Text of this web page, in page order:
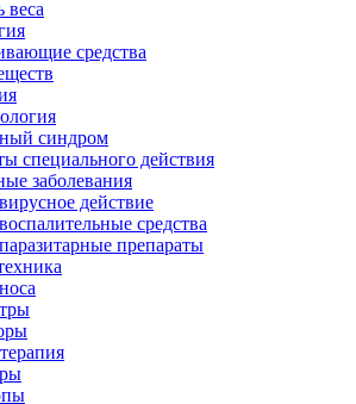
веса
средства
синдром
специального действия
заболевания
действие
средства
препараты